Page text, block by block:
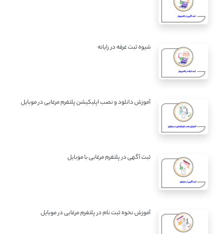
شیوه ثبت غرفه در رایانه
آموزش دانلود و نصب اپلیکیشن پلتفرم مرغابی در موبایل
ثبت آگهی در پلتفرم مرغابی با موبایل
آموزش نحوه ثبت نام در پلتفرم مرغابی در موبایل